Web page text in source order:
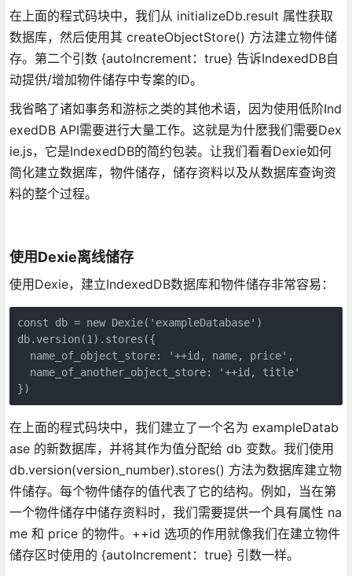
在上面的程式码块中，我们从 initializeDb.result 属性获取
数据库，然后使用其 createObjectStore() 方法建立物件储
存。第二个引数 {autoIncrement：true} 告诉IndexedDB自
动提供/增加物件储存中专案的ID。
我省略了诸如事务和游标之类的其他术语，因为使用低阶Ind
exedDB API需要进行大量工作。这就是为什麽我们需要Dex
ie.js，它是IndexedDB的简约包装。让我们看看Dexie如何
简化建立数据库，物件储存，储存资料以及从数据库查询资
料的整个过程。
使用Dexie离线储存
使用Dexie，建立IndexedDB数据库和物件储存非常容易：
const db = new Dexie('exampleDatabase')
db.version(1).stores({
  name_of_object_store: '++id, name, price',
  name_of_another_object_store: '++id, title'
})
在上面的程式码块中，我们建立了一个名为 exampleDatab
ase 的新数据库，并将其作为值分配给 db 变数。我们使用
db.version(version_number).stores() 方法为数据库建立物
件储存。每个物件储存的值代表了它的结构。例如，当在第
一个物件储存中储存资料时，我们需要提供一个具有属性 na
me 和 price 的物件。++id 选项的作用就像我们在建立物件
储存区时使用的 {autoIncrement：true} 引数一样。